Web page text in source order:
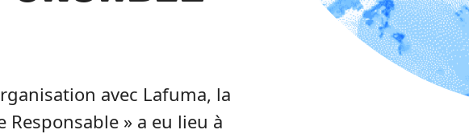
avec Lafuma, la
» a eu lieu à